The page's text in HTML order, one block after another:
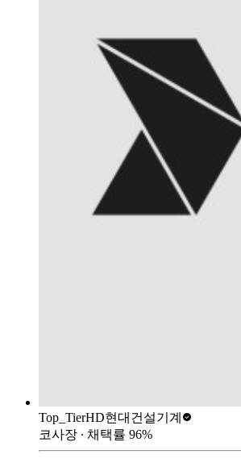
Top_TierHD현대건설기계
코사장 ∙ 채택률 96%